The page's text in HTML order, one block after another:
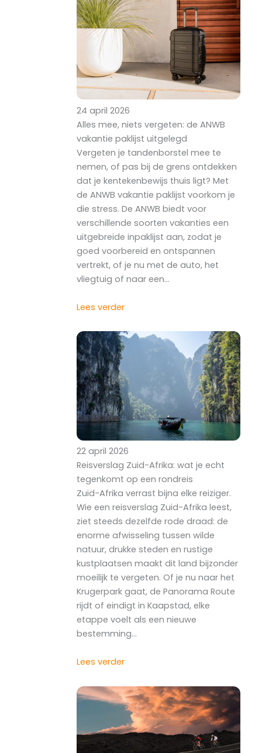
24 april 2026
Alles mee, niets vergeten: de ANWB
vakantie paklijst uitgelegd
Vergeten je tandenborstel mee te
nemen, of pas bij de grens ontdekken
dat je kentekenbewijs thuis ligt? Met
de ANWB vakantie paklijst voorkom je
die stress. De ANWB biedt voor
verschillende soorten vakanties een
uitgebreide inpaklijst aan, zodat je
goed voorbereid en ontspannen
vertrekt, of je nu met de auto, het
vliegtuig of naar een…
Lees verder
22 april 2026
Reisverslag Zuid-Afrika: wat je echt
tegenkomt op een rondreis
Zuid-Afrika verrast bijna elke reiziger.
Wie een reisverslag Zuid-Afrika leest,
ziet steeds dezelfde rode draad: de
enorme afwisseling tussen wilde
natuur, drukke steden en rustige
kustplaatsen maakt dit land bijzonder
moeilijk te vergeten. Of je nu naar het
Krugerpark gaat, de Panorama Route
rijdt of eindigt in Kaapstad, elke
etappe voelt als een nieuwe
bestemming…
Lees verder